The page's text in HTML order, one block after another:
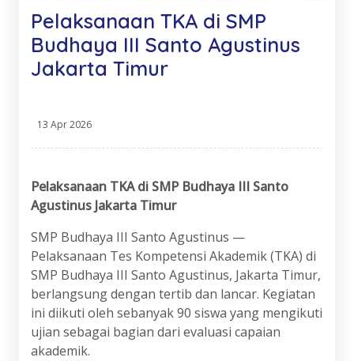
Pelaksanaan TKA di SMP
Budhaya III Santo Agustinus
Jakarta Timur
13 Apr 2026
Pelaksanaan TKA di SMP Budhaya III Santo
Agustinus Jakarta Timur
SMP Budhaya III Santo Agustinus —
Pelaksanaan Tes Kompetensi Akademik (TKA) di
SMP Budhaya III Santo Agustinus, Jakarta Timur,
berlangsung dengan tertib dan lancar. Kegiatan
ini diikuti oleh sebanyak 90 siswa yang mengikuti
ujian sebagai bagian dari evaluasi capaian
akademik.